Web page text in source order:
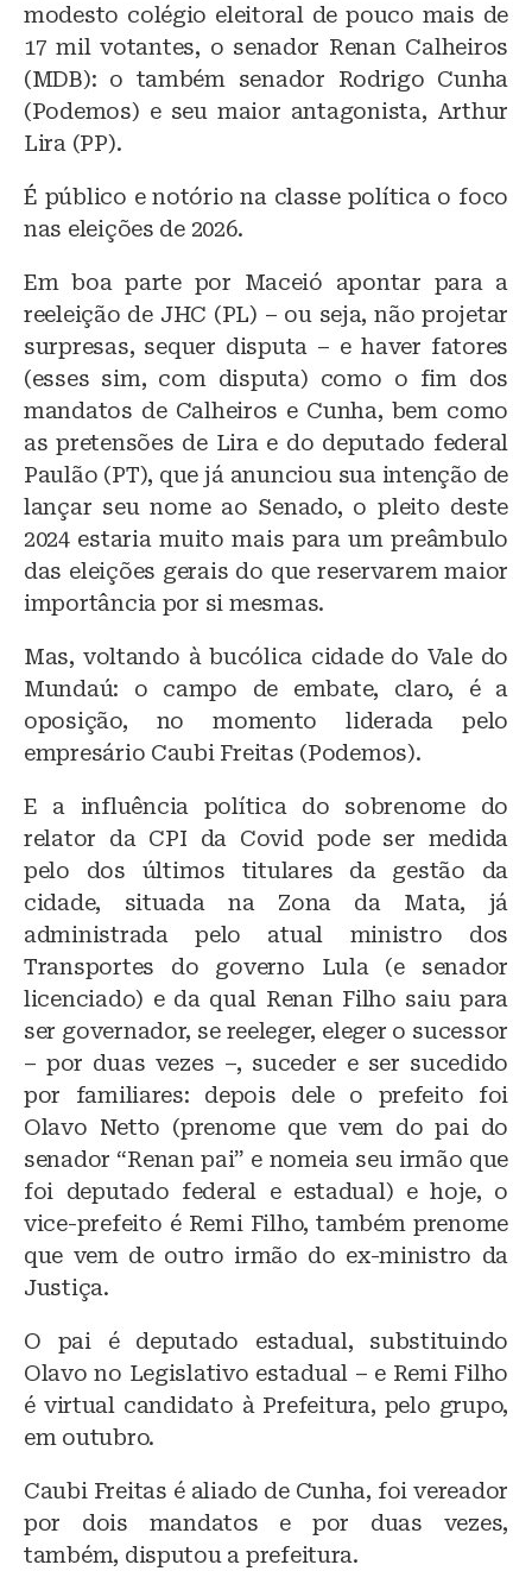
y
o
o
k
p
p
modesto colégio eleitoral de pouco mais de
17 mil votantes, o senador Renan Calheiros
(MDB): o também senador Rodrigo Cunha
(Podemos) e seu maior antagonista, Arthur
Lira (PP).
É público e notório na classe política o foco
nas eleições de 2026.
Em boa parte por Maceió apontar para a
reeleição de JHC (PL) – ou seja, não projetar
surpresas, sequer disputa – e haver fatores
(esses sim, com disputa) como o fim dos
mandatos de Calheiros e Cunha, bem como
as pretensões de Lira e do deputado federal
Paulão (PT), que já anunciou sua intenção de
lançar seu nome ao Senado, o pleito deste
2024 estaria muito mais para um preâmbulo
das eleições gerais do que reservarem maior
importância por si mesmas.
Mas, voltando à bucólica cidade do Vale do
Mundaú: o campo de embate, claro, é a
oposição, no momento liderada pelo
empresário Caubi Freitas (Podemos).
E a influência política do sobrenome do
relator da CPI da Covid pode ser medida
pelo dos últimos titulares da gestão da
cidade, situada na Zona da Mata, já
administrada pelo atual ministro dos
Transportes do governo Lula (e senador
licenciado) e da qual Renan Filho saiu para
ser governador, se reeleger, eleger o sucessor
– por duas vezes –, suceder e ser sucedido
por familiares: depois dele o prefeito foi
Olavo Netto (prenome que vem do pai do
senador “Renan pai” e nomeia seu irmão que
foi deputado federal e estadual) e hoje, o
vice-prefeito é Remi Filho, também prenome
que vem de outro irmão do ex-ministro da
Justiça.
O pai é deputado estadual, substituindo
Olavo no Legislativo estadual – e Remi Filho
é virtual candidato à Prefeitura, pelo grupo,
em outubro.
Caubi Freitas é aliado de Cunha, foi vereador
por dois mandatos e por duas vezes,
também, disputou a prefeitura.